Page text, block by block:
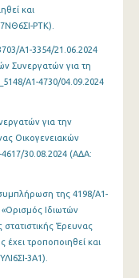
και
ΡΤΚ).
Α1-3354/21.06.2024
Συνεργατών για τη
Α1-4730/04.09.2024
για την
Οικογενειακών
30.08.2024 (ΑΔΑ:
της 4198/Α1-
Ιδιωτών
Έρευνας
τροποποιηθεί και
3Α1).